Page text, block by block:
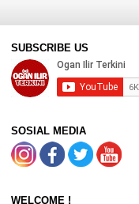
SUBSCRIBE US
SOSIAL MEDIA
WELCOME !